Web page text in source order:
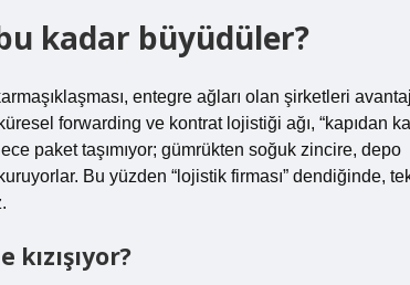
kadar büyüdüler?
entegre ağları olan şirketleri
forwarding ve kontrat lojistiği ağı, “kapıdan
paket taşımıyor; gümrükten soğuk zincire, depo
Bu yüzden “lojistik firması” dendiğinde,